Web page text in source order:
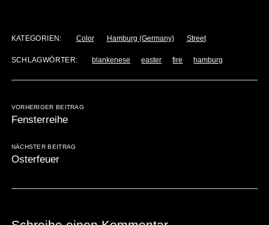
KATEGORIEN: Color Hamburg (Germany) Street
SCHLAGWÖRTER: blankenese easter fire hamburg
VORHERIGER BEITRAG
Fensterreihe
NÄCHSTER BEITRAG
Osterfeuer